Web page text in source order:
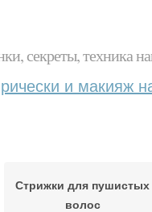
секреты, техника
и макияж
Стрижки для пушистых
волос